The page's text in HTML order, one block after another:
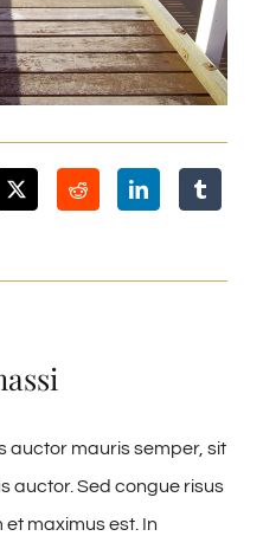
auctor mauris semper, sit
auctor. Sed congue risus
maximus est. In